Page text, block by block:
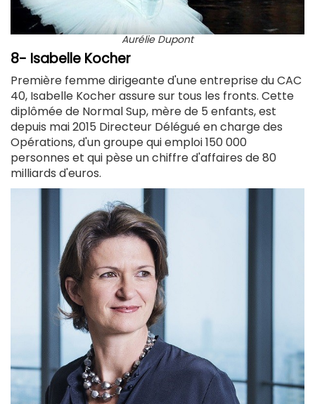
Aurélie Dupont
8- Isabelle Kocher
Première femme dirigeante d'une entreprise du CAC
40, Isabelle Kocher assure sur tous les fronts. Cette
diplômée de Normal Sup, mère de 5 enfants, est
depuis mai 2015 Directeur Délégué en charge des
Opérations, d'un groupe qui emploi 150 000
personnes et qui pèse un chiffre d'affaires de 80
milliards d'euros.